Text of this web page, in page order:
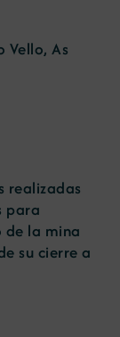
Vello, As
realizadas
para
de la mina
su cierre a